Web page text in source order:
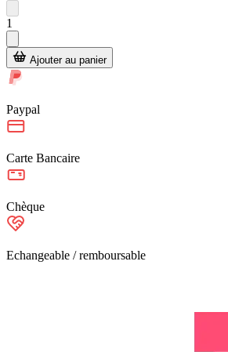
1
Ajouter au panier
Paypal
Carte Bancaire
Chèque
Echangeable / remboursable